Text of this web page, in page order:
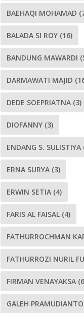
BAEHAQI MOHAMAD
BALADA SI ROY (16)
BANDUNG MAWARDI
DARMAWATI MAJID
DEDE SOEPRIATNA (3)
DIOFANNY (3)
ENDANG S. SULISTIYA
ERNA SURYA (3)
ERWIN SETIA (4)
FARIS AL FAISAL (4)
FATHURROCHMAN
FATHURROZI NURIL
FIRMAN VENAYAKSA
GALEH PRAMUDIANTO